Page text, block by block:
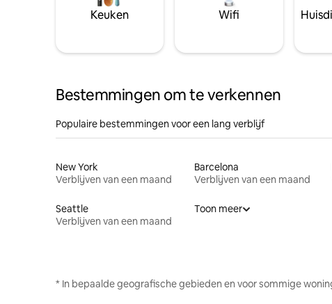
Keuken Wifi
Bestemmingen om te verkennen
Populaire bestemmingen voor een lang verblijf
New York
Verblijven van een maand
Barcelona
Verblijven van een maand
Seattle
Verblijven van een maand
Toon meer
* In bepaalde geografische gebieden en voor sommige